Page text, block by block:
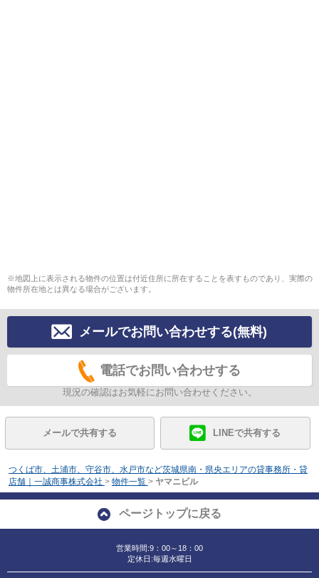
※地図上に表示される物件の位置は付近住所に所在することを表すものであり、実際の
物件所在地とは異なる場合がございます。
メールでお問い合わせする(無料)
電話でお問い合わせする
現況の確認はお気軽にお問い合わせください。
メールで共有する LINEで共有する
つくば市、土浦市、守谷市、水戸市など茨城県南・県央エリアの貸事務所・貸
店舗｜一誠商事株式会社 > 物件一覧 > ヤマニビル
ページトップに戻る
営業時間:9：00～18：00
定休日:毎週水曜日